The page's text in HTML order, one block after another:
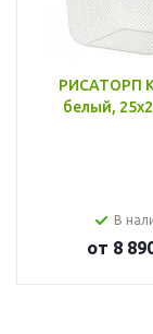
РИСАТОРП
белый,
В
от 8